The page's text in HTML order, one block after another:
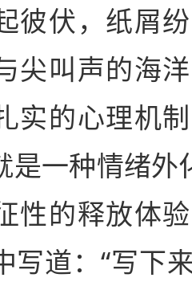
彼伏，纸屑
尖叫声的海
实的心理机
是一种情绪外
性的释放体
写道：“写下